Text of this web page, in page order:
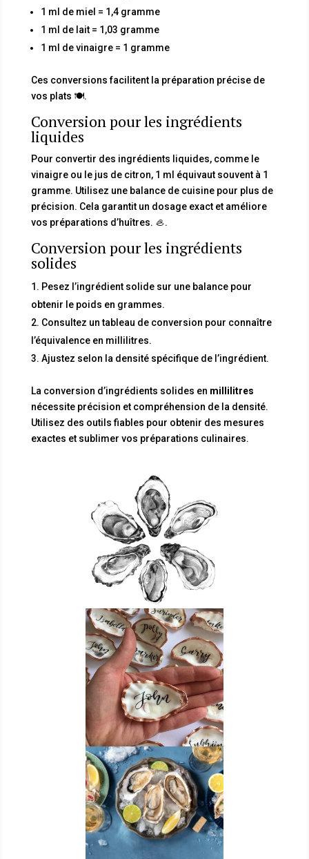
1 ml de miel = 1,4 gramme
1 ml de lait = 1,03 gramme
1 ml de vinaigre = 1 gramme
Ces conversions facilitent la préparation précise de
vos plats 🍽️.
Conversion pour les ingrédients
liquides
Pour convertir des ingrédients liquides, comme le
vinaigre ou le jus de citron, 1 ml équivaut souvent à 1
gramme. Utilisez une balance de cuisine pour plus de
précision. Cela garantit un dosage exact et améliore
vos préparations d’huîtres. 🦪.
Conversion pour les ingrédients
solides
Pesez l’ingrédient solide sur une balance pour
obtenir le poids en grammes.
Consultez un tableau de conversion pour connaître
l’équivalence en millilitres.
Ajustez selon la densité spécifique de l’ingrédient.
La conversion d’ingrédients solides en millilitres
nécessite précision et compréhension de la densité.
Utilisez des outils fiables pour obtenir des mesures
exactes et sublimer vos préparations culinaires.